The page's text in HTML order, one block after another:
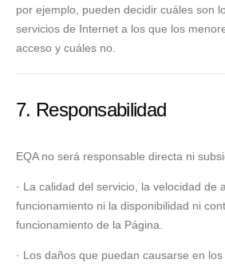
por ejemplo, pueden decidir cuáles son
servicios de Internet a los que los
acceso y cuáles no.
7. Responsabilidad
EQA no será responsable directa ni
· La calidad del servicio, la velocidad de
funcionamiento ni la disponibilidad ni
funcionamiento de la Página.
· Los daños que puedan causarse en